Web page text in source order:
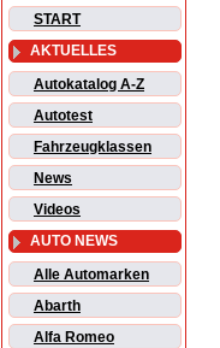
START
AKTUELLES
Autokatalog A-Z
Autotest
Fahrzeugklassen
News
Videos
AUTO NEWS
Alle Automarken
Abarth
Alfa Romeo